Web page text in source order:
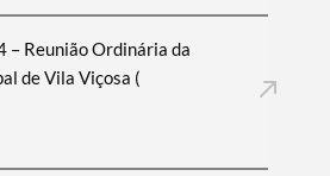
– Reunião Ordinária da
de Vila Viçosa (